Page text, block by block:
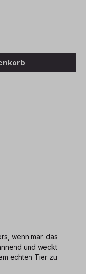
Wert
wenn man das
und weckt
echten Tier zu